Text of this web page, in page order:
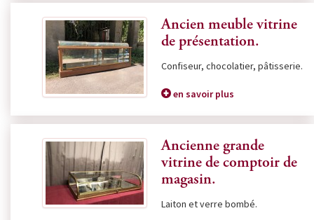
Ancien meuble vitrine
de présentation.
Confiseur, chocolatier, pâtisserie.
en savoir plus
Ancienne grande
vitrine de comptoir de
magasin.
Laiton et verre bombé.